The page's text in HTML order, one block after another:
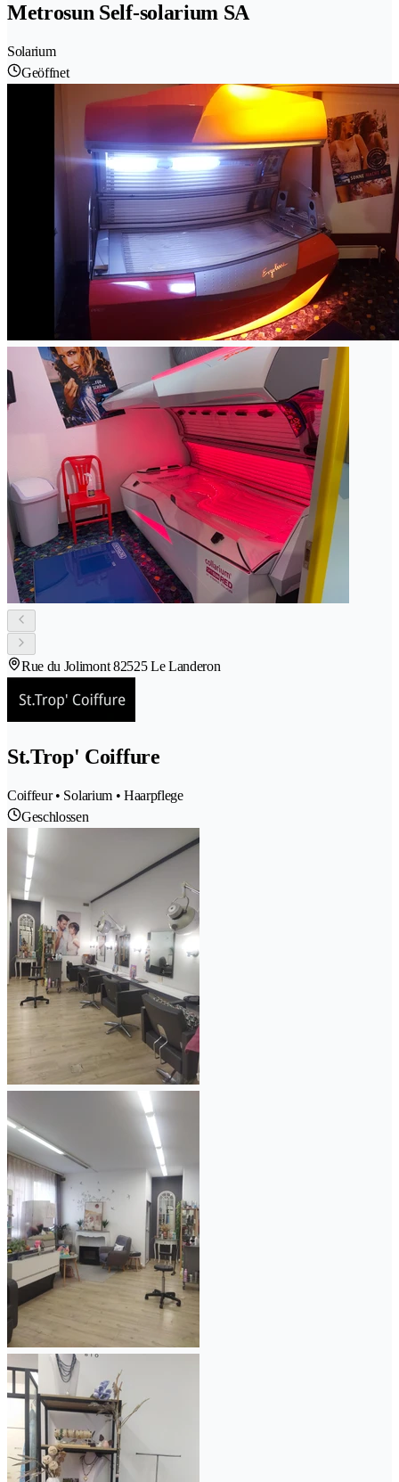
Metrosun Self-solarium SA
Solarium
Geöffnet
Rue du Jolimont 82525 Le Landeron
St.Trop' Coiffure
Coiffeur • Solarium • Haarpflege
Geschlossen